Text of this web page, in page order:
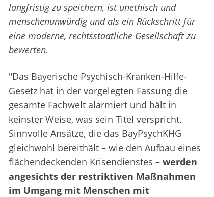
langfristig zu speichern, ist unethisch und
menschenunwürdig und als ein Rückschritt für
eine moderne, rechtsstaatliche Gesellschaft zu
bewerten.
"Das Bayerische Psychisch-Kranken-Hilfe-
Gesetz hat in der vorgelegten Fassung die
gesamte Fachwelt alarmiert und hält in
keinster Weise, was sein Titel verspricht.
Sinnvolle Ansätze, die das BayPsychKHG
gleichwohl bereithält – wie den Aufbau eines
flächendeckenden Krisendienstes – werden
angesichts der restriktiven Maßnahmen
im Umgang mit Menschen mit